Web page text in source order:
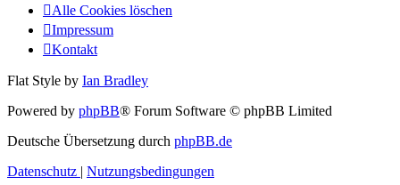
Alle Cookies löschen
Impressum
Kontakt
Flat Style by Ian Bradley
Powered by phpBB® Forum Software © phpBB Limited
Deutsche Übersetzung durch phpBB.de
Datenschutz | Nutzungsbedingungen